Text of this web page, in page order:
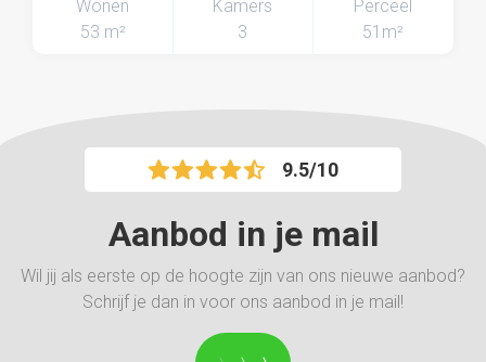
Wonen
53 m²
Kamers
3
Perceel
51m²
9.5/10
Aanbod in je mail
Wil jij als eerste op de hoogte zijn van ons nieuwe aanbod?
Schrijf je dan in voor ons aanbod in je mail!